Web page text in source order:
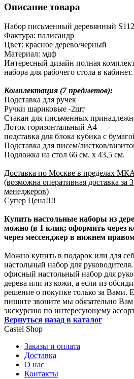
Описание товара
Набор письменный деревянный
Фактура: палисандр
Цвет: красное дерево/черный
Материал: мдф
Интересный дизайн полная
набора для рабочего стола в кабинет.
Комплектация (7 предметов):
Подставка для ручек
Ручки шариковые -2шт
Стакан для письменных
Лоток горизонтальный А4
подставка для блока кубика с
Подставка для писем/листков/
Подложка на стол 66 см. x 43,5 см.
Доставка по Москве в пределах
(возможна оперативная доставка за
менеджеров)
Супер Цена!!!!
Купить настольные наборы из
можно (в 1 клик; оформить через
через мессенджер в нижнем
Можно купить в подарок или для
настольный набор для
офисный настольный набор для
дерева или из кожи, а если из
решение о покупке только за Вами.
пишите звоните мы обязательно
экскурсию по интересующему
Вернуться назад в каталог
Castel Shop
Заказы и оплата
Доставка
О нас
Контакты